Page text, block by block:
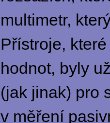
multimetr,
Přístroje,
hodnot, byly
(jak jinak) pro
v měření